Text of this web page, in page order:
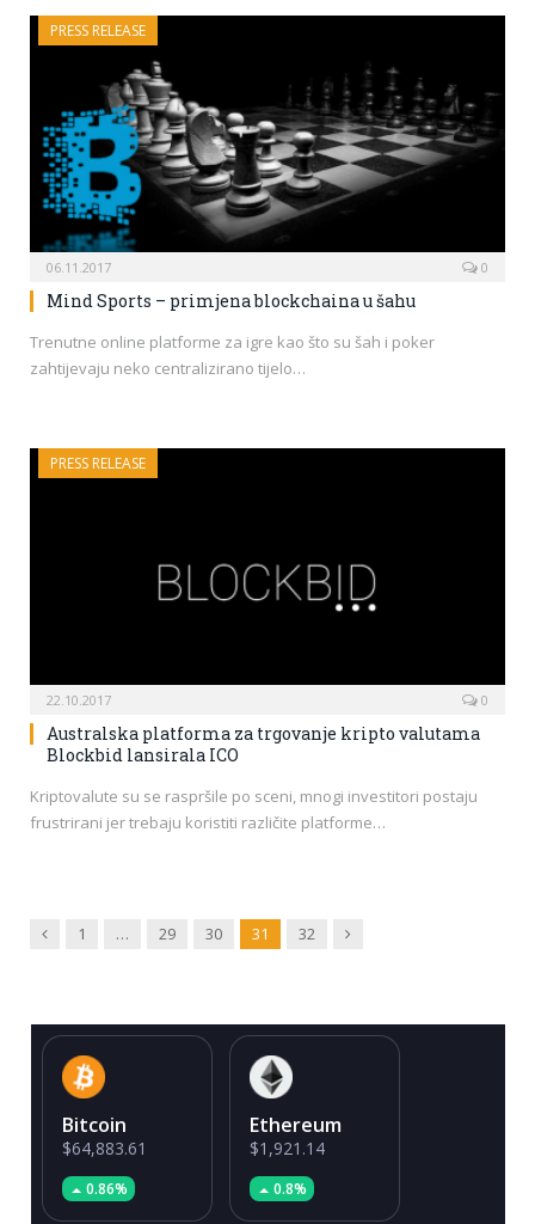
PRESS RELEASE
06.11.2017 0
Mind Sports – primjena blockchaina u šahu
Trenutne online platforme za igre kao što su šah i poker
zahtijevaju neko centralizirano tijelo…
PRESS RELEASE
22.10.2017 0
Australska platforma za trgovanje kripto valutama
Blockbid lansirala ICO
Kriptovalute su se raspršile po sceni, mnogi investitori postaju
frustrirani jer trebaju koristiti različite platforme…
Previous
1 … 29 30 31 32 Next
Bitcoin
$64,883.61
0.86%
Ethereum
$1,921.14
0.8%